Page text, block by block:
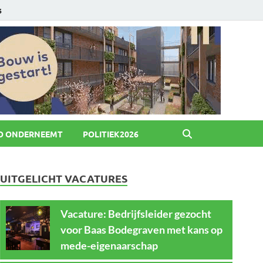
ONDERNEEMT POLITIEK2026
UITGELICHT VACATURES
Vacature: Bedrijfsleider gezocht
voor Baas Bodegraven met kans op
mede-eigenaarschap